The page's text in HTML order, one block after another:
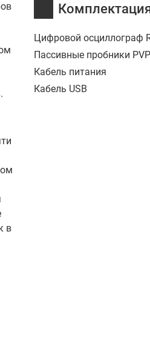
в
Цифровой осциллограф
Пассивные пробники
Кабель питания
Кабель USB